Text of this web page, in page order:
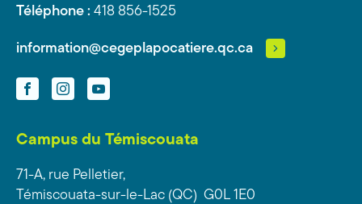
Téléphone : 418 856-1525
information@cegeplapocatiere.qc.ca
FacebookInstagramYouTube
Campus du Témiscouata
71-A, rue Pelletier,
Témiscouata-sur-le-Lac (QC) G0L 1E0